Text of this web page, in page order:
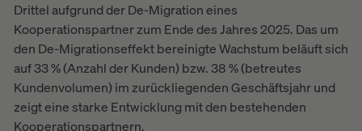
Drittel aufgrund der De-Migration eines
Kooperationspartner zum Ende des Jahres 2025. Das um
den De-Migrationseffekt bereinigte Wachstum beläuft sich
auf 33 % (Anzahl der Kunden) bzw. 38 % (betreutes
Kundenvolumen) im zurückliegenden Geschäftsjahr und
zeigt eine starke Entwicklung mit den bestehenden
Kooperationspartnern.